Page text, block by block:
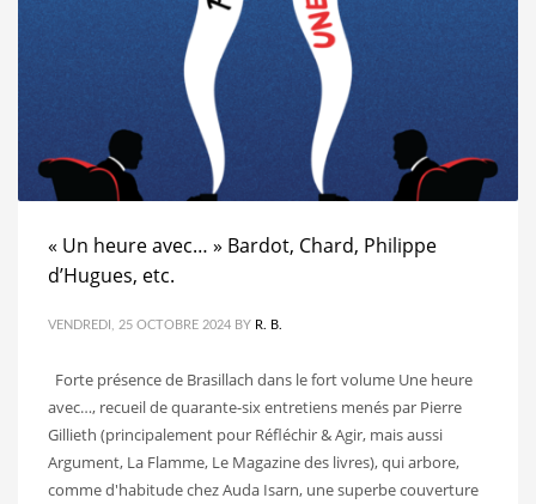
« Un heure avec… » Bardot, Chard, Philippe
d’Hugues, etc.
VENDREDI, 25 OCTOBRE 2024 BY R. B.
Forte présence de Brasillach dans le fort volume Une heure
avec…, recueil de quarante-six entretiens menés par Pierre
Gillieth (principalement pour Réfléchir & Agir, mais aussi
Argument, La Flamme, Le Magazine des livres), qui arbore,
comme d'habitude chez Auda Isarn, une superbe couverture